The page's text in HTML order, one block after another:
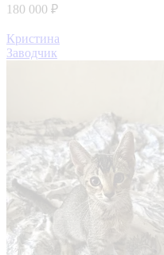
180 000 ₽
Кристина
Заводчик